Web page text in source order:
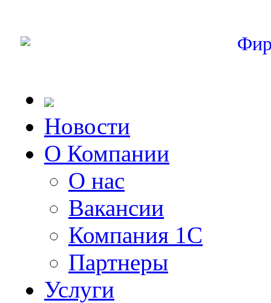
Новости
О Компании
О нас
Вакансии
Компания 1С
Партнеры
Услуги